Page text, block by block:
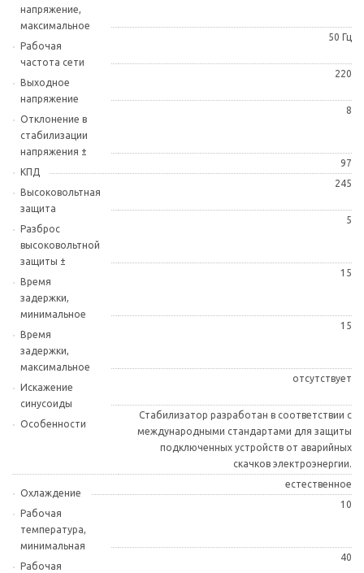
напряжение,
максимальное
Рабочая
частота сети
50 Гц
Выходное
напряжение
220
Отклонение в
стабилизации
напряжения ±
8
КПД
97
Высоковольтная
защита
245
Разброс
высоковольтной
защиты ±
5
Время
задержки,
минимальное
15
Время
задержки,
максимальное
15
Искажение
синусоиды
отсутствует
Особенности
Стабилизатор разработан в соответствии с
международными стандартами для защиты
подключенных устройств от аварийных
скачков электроэнергии.
Охлаждение
естественное
Рабочая
температура,
минимальная
10
Рабочая
40